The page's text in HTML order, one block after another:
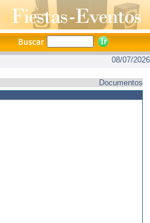
08/07/2026
Documentos